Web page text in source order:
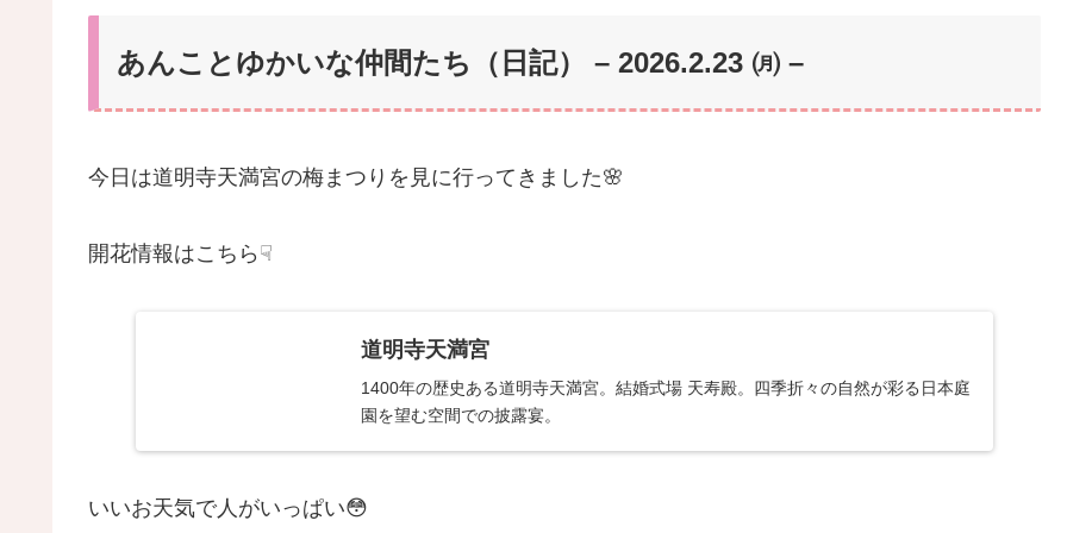
あんことゆかいな仲間たち（日記） – 2026.2.23 ㈪ –
今日は道明寺天満宮の梅まつりを見に行ってきました🌸
開花情報はこちら☟
道明寺天満宮
1400年の歴史ある道明寺天満宮。結婚式場 天寿殿。四季折々の自然が彩る日本庭
園を望む空間での披露宴。
いいお天気で人がいっぱい😳